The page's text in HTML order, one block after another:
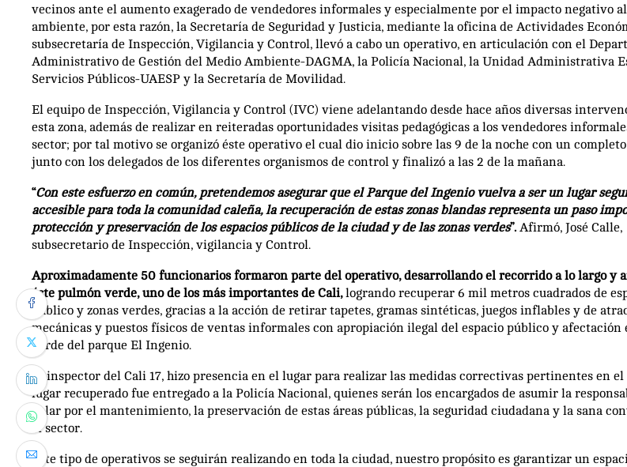
vecinos ante el aumento exagerado de vendedores informales y especialmente por el impacto negativo
ambiente, por esta razón, la Secretaría de Seguridad y Justicia, mediante la oficina de Actividades
subsecretaría de Inspección, Vigilancia y Control, llevó a cabo un operativo, en articulación con el
Administrativo de Gestión del Medio Ambiente-DAGMA, la Policía Nacional, la Unidad Administrativa
Servicios Públicos-UAESP y la Secretaría de Movilidad.
El equipo de Inspección, Vigilancia y Control (IVC) viene adelantando desde hace años diversas
esta zona, además de realizar en reiteradas oportunidades visitas pedagógicas a los vendedores
sector; por tal motivo se organizó éste operativo el cual dio inicio sobre las 9 de la noche con un
junto con los delegados de los diferentes organismos de control y finalizó a las 2 de la mañana.
“Con este esfuerzo en común, pretendemos asegurar que el Parque del Ingenio vuelva a ser un lugar
accesible para toda la comunidad caleña, la recuperación de estas zonas blandas representa un paso
protección y preservación de los espacios públicos de la ciudad y de las zonas verdes”. Afirmó, José Calle,
subsecretario de Inspección, vigilancia y Control.
Aproximadamente 50 funcionarios formaron parte del operativo, desarrollando el recorrido a lo largo y
éste pulmón verde, uno de los más importantes de Cali,logrando recuperar 6 mil metros cuadrados de
público y zonas verdes, gracias a la acción de retirar tapetes, gramas sintéticas, juegos inflables y de
mecánicas y puestos físicos de ventas informales con apropiación ilegal del espacio público y afectación
verde del parque El Ingenio.
El inspector del Cali 17, hizo presencia en el lugar para realizar las medidas correctivas pertinentes en el
lugar recuperado fue entregado a la Policía Nacional, quienes serán los encargados de asumir la
velar por el mantenimiento, la preservación de estas áreas públicas, la seguridad ciudadana y la sana
el sector.
Este tipo de operativos se seguirán realizando en toda la ciudad, nuestro propósito es garantizar un